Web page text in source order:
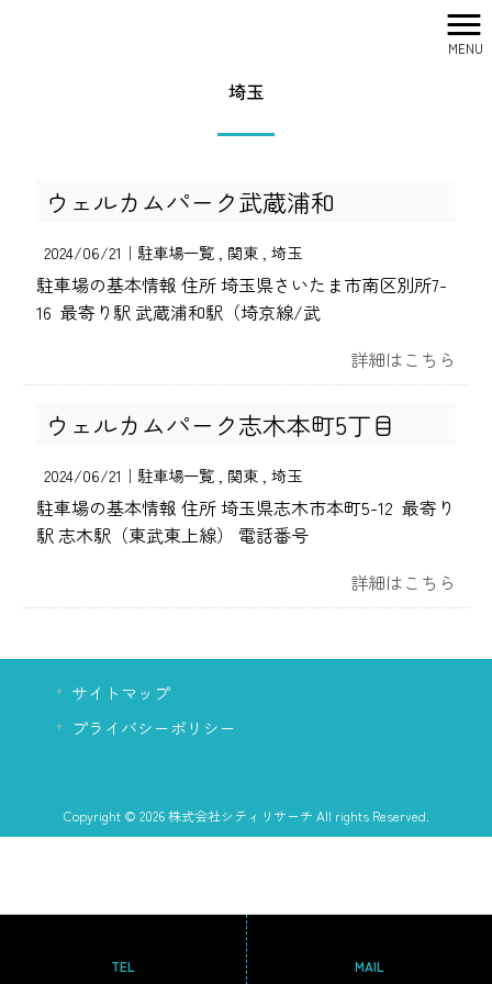
MENU
埼玉
ウェルカムパーク武蔵浦和
2024/06/21｜ 駐車場一覧 関東 埼玉
駐車場の基本情報 住所 埼玉県さいたま市南区別所7-
16 最寄り駅 武蔵浦和駅（埼京線/武
詳細はこちら
ウェルカムパーク志木本町5丁目
2024/06/21｜ 駐車場一覧 関東 埼玉
駐車場の基本情報 住所 埼玉県志木市本町5-12 最寄り
駅 志木駅（東武東上線） 電話番号
詳細はこちら
サイトマップ
プライバシーポリシー
Copyright © 2026 株式会社シティリサーチ All rights Reserved.
TEL MAIL